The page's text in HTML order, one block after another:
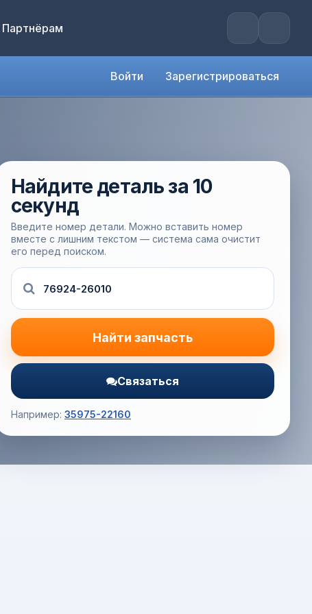
Партнёрам
Войти Зарегистрироваться
Найдите деталь за 10
секунд
Введите номер детали. Можно вставить номер
вместе с лишним текстом — система сама очистит
его перед поиском.
Найти запчасть
Связаться
Например: 35975-22160